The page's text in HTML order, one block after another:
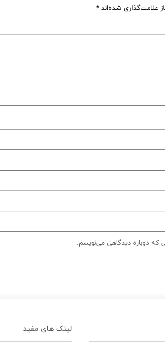
علامت‌گذاری شده‌اند *
که دوباره دیدگاهی می‌نویسم.
لینک های مفید